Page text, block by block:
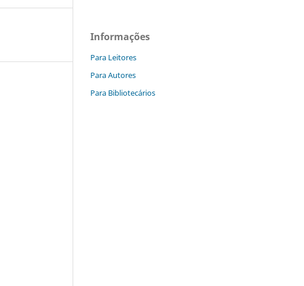
Informações
Para Leitores
Para Autores
Para Bibliotecários